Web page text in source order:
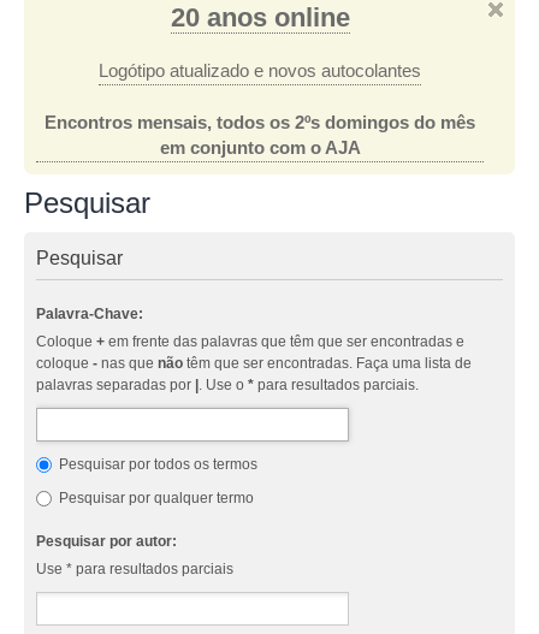
20 anos online
Logótipo atualizado e novos autocolantes
Encontros mensais, todos os 2ºs domingos do mês
em conjunto com o AJA
Pesquisar
Pesquisar
Palavra-Chave:
Coloque + em frente das palavras que têm que ser encontradas e
coloque - nas que não têm que ser encontradas. Faça uma lista de
palavras separadas por |. Use o * para resultados parciais.
Pesquisar por todos os termos
Pesquisar por qualquer termo
Pesquisar por autor:
Use * para resultados parciais